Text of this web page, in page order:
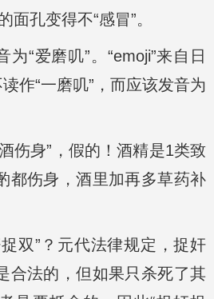
面孔变得不“感冒”。
为“爱磨叽”。“emoji”来自日
作“一磨叽”，而应该发音为
伤身”，假的！酒精是1类致
都伤身，酒里加再多草药补
双”？元代法律规定，捉奸
合法的，但如果只杀死了其